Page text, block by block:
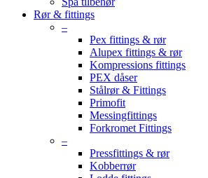
Rør & fittings
–
Pex fittings & rør
Alupex fittings & rør
Kompressions fittings
PEX dåser
Stålrør & Fittings
Primofit
Messingfittings
Forkromet Fittings
–
Pressfittings & rør
Kobberrør